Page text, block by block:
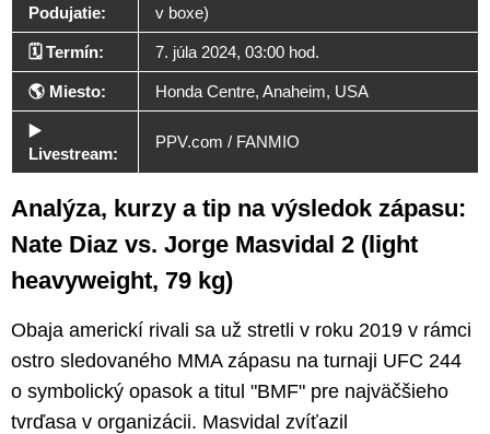
Podujatie:
v boxe)
🗓️ Termín: 7. júla 2024, 03:00 hod.
🌎 Miesto: Honda Centre, Anaheim, USA
▶️
Livestream:
PPV.com / FANMIO
Analýza, kurzy a tip na výsledok zápasu:
Nate Diaz vs. Jorge Masvidal 2 (light
heavyweight, 79 kg)
Obaja americkí rivali sa už stretli v roku 2019 v rámci
ostro sledovaného MMA zápasu na turnaji UFC 244
o symbolický opasok a titul "BMF" pre najväčšieho
tvrďasa v organizácii. Masvidal zvíťazil